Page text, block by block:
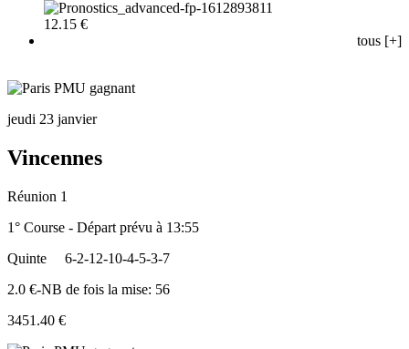
12.15 €
tous [+]
jeudi 23 janvier
Vincennes
Réunion 1
1° Course - Départ prévu à 13:55
Quinte
6-2-12-10-4-5-3-7
2.0 €-NB de fois la mise: 56
3451.40 €